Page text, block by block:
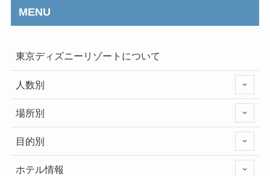
MENU
東京ディズニーリゾートについて
人数別
場所別
目的別
ホテル情報